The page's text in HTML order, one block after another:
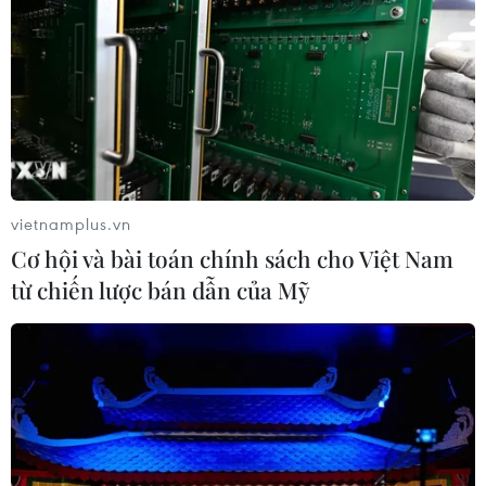
tra, nắm tình hình và tháo gỡ khó khăn cho
doanh nghiệp./.
(TTXVN/Vietnam+)
vietnamplus.vn
Cơ hội và bài toán chính sách cho Việt Nam
từ chiến lược bán dẫn của Mỹ